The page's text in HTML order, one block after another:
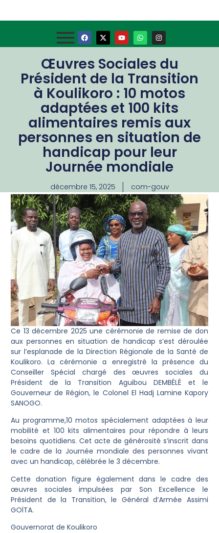
Œuvres Sociales du
Président de la Transition
à Koulikoro : ‎10 motos
adaptées et 100 kits
alimentaires remis aux
personnes en situation de
handicap pour leur
Journée mondiale
décembre 15, 2025 com-gouv
Ce 13 décembre 2025 une cérémonie de remise de don
aux personnes en situation de handicap s’est déroulée
sur l’esplanade de la Direction Régionale de la Santé de
Koulikoro. La cérémonie a enregistré la présence du
Conseiller Spécial chargé des œuvres sociales du
Président de la Transition Aguibou DEMBÉLÉ et le
Gouverneur de Région, le Colonel El Hadj Lamine Kapory
SANOGO.
‎Au programme,10 motos spécialement adaptées à leur
mobilité et 100 kits alimentaires pour répondre à leurs
besoins quotidiens. Cet acte de générosité s’inscrit dans
le cadre de la Journée mondiale des personnes vivant
avec un handicap, célébrée le 3 décembre.
‎Cette donation figure également dans le cadre des
œuvres sociales impulsées par Son Excellence le
Président de la Transition, le Général d’Armée Assimi
GOÏTA.
‎Gouvernorat de Koulikoro